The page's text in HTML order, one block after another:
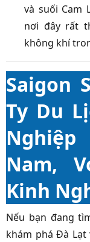
và suối Cam
nơi đây rất
không khí
Saigon
Ty Du
Nam,
Kinh
Nếu bạn đang
khám phá Đà